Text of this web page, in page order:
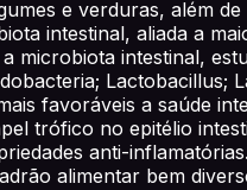
e verduras, além
intestinal, aliada a
microbiota intestinal,
Lactobacillus;
favoráveis a saúde
trófico no epitélio
anti-
alimentar bem